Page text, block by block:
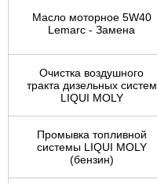
Масло моторное 5W40
Lemarc - Замена
Очистка воздушного
тракта дизельных систем
LIQUI MOLY
Промывка топливной
системы LIQUI MOLY
(бензин)